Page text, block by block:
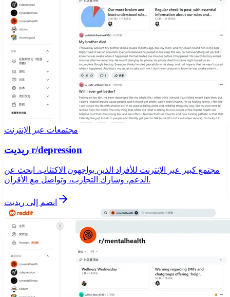
مجتمعات عبر الإنترنت
ريديت r/depression
مجتمع كبير عبر الإنترنت للأفراد الذين يواجهون الاكتئاب. ابحث عن
الدعم، وشارك التجارب، وتواصل مع الأقران.
انضم إلى ريديت